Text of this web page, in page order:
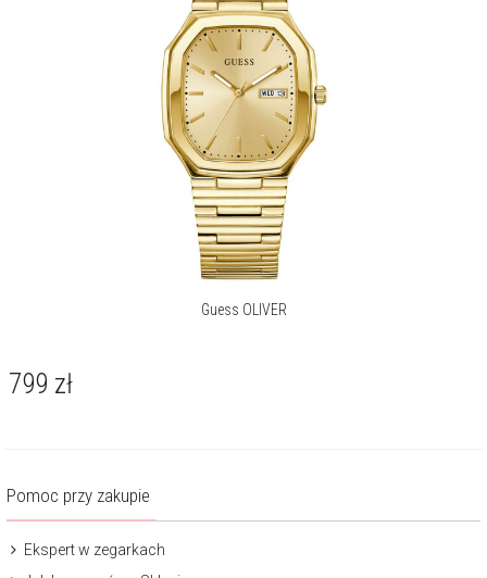
Guess OLIVER
799 zł
Pomoc przy zakupie
Ekspert w zegarkach